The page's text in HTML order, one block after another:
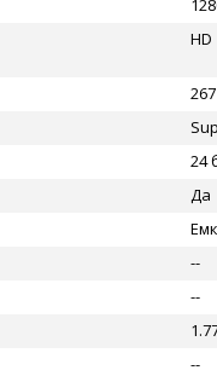
HD
24
Да
--
--
--